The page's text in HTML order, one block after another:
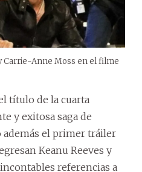
Carrie-Anne Moss en el filme
título de la cuarta
y exitosa saga de
el primer tráiler
Keanu Reeves y
referencias a